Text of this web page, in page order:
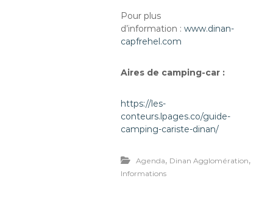
Pour plus
d’information :www.dinan-
capfrehel.com
Aires de camping-car :
https://les-
conteurs.lpages.co/guide-
camping-cariste-dinan/
Agenda, Dinan Agglomération,
Informations